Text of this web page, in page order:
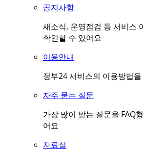
공지사항
새소식, 운영점검 등 서비스
확인할 수 있어요
이용안내
정부24 서비스의 이용방법
자주 묻는 질문
가장 많이 받는 질문을 FAQ
어요
자료실